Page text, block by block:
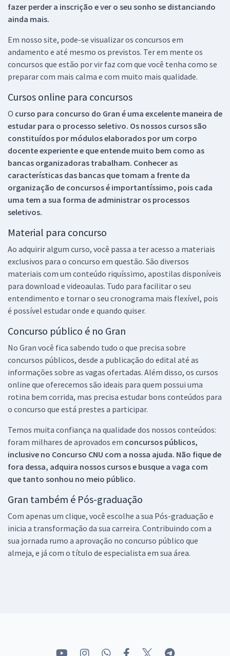
fazer perder a inscrição e ver o seu sonho se distanciando
ainda mais.
Em nosso site, pode-se visualizar os concursos em
andamento e até mesmo os previstos. Ter em mente os
concursos que estão por vir faz com que você tenha como se
preparar com mais calma e com muito mais qualidade.
Cursos online para concursos
O curso para concurso do Gran é uma excelente maneira de
estudar para o processo seletivo. Os nossos cursos são
constituídos por módulos elaborados por um corpo
docente experiente e que entende muito bem como as
bancas organizadoras trabalham. Conhecer as
características das bancas que tomam a frente da
organização de concursos é importantíssimo, pois cada
uma tem a sua forma de administrar os processos
seletivos.
Material para concurso
Ao adquirir algum curso, você passa a ter acesso a materiais
exclusivos para o concurso em questão. São diversos
materiais com um conteúdo riquíssimo, apostilas disponíveis
para download e videoaulas. Tudo para facilitar o seu
entendimento e tornar o seu cronograma mais flexível, pois
é possível estudar onde e quando quiser.
Concurso público é no Gran
No Gran você fica sabendo tudo o que precisa sobre
concursos públicos, desde a publicação do edital até as
informações sobre as vagas ofertadas. Além disso, os cursos
online que oferecemos são ideais para quem possui uma
rotina bem corrida, mas precisa estudar bons conteúdos para
o concurso que está prestes a participar.
Temos muita confiança na qualidade dos nossos conteúdos:
foram milhares de aprovados em concursos públicos,
inclusive no Concurso CNU com a nossa ajuda. Não fique de
fora dessa, adquira nossos cursos e busque a vaga com
que tanto sonhou no meio público.
Gran também é Pós-graduação
Com apenas um clique, você escolhe a sua Pós-graduação e
inicia a transformação da sua carreira. Contribuindo com a
sua jornada rumo a aprovação no concurso público que
almeja, e já com o título de especialista em sua área.